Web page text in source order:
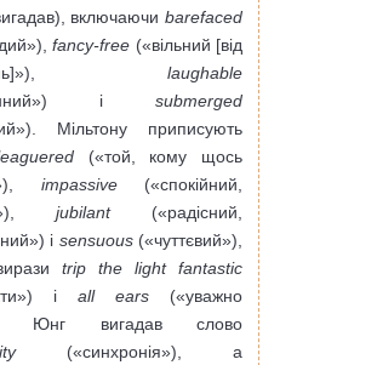
включаючи barefaced
fancy-free («вільний [від
laughable
і submerged
Мільтону приписують
(«той, кому щось
impassive(«спокійний,
jubilant(«радісний,
і sensuous(«чуттєвий»),
trip the light fantastic
іall ears («уважно
Юнг вигадав слово
(«синхронія»), а